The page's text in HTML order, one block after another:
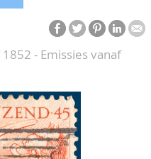
- Emissies vanaf